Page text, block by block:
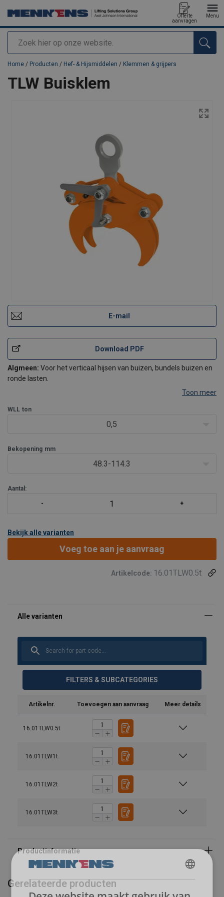
Zoeken
Offerte
aanvragen
Menu
toegevoegd aan uw offerte
Home / Producten / Hef- & Hijsmiddelen / Klemmen & grijpers
TLW Buisklem
E-mail
Download PDF
Algmeen: Voor het verticaal hijsen van buizen, bundels buizen en
ronde lasten.
Toon meer
WLL ton
0,5
Bekopening mm
48.3-114.3
Aantal:
Bekijk alle varianten
Voeg toe aan je aanvraag
Artikelcode: 16.01TLW0.5t
FILTERS & SUBCATEGORIES
Artikelnr. Toevoegen aan aanvraag Meer details
16.01TLW0.5t
16.01TLW1t
16.01TLW2t
16.01TLW3t
Gerelateerde producten DUTCH